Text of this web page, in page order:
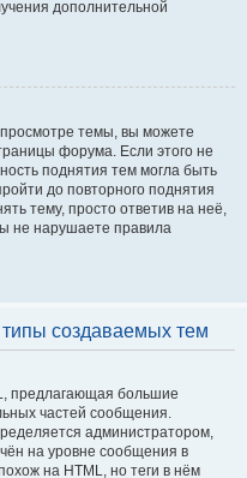
дополнительной
темы, вы можете
форума. Если этого не
поднятия тем могла быть
до повторного поднятия
тему, просто ответив на неё,
не нарушаете правила
создаваемых тем
предлагающая большие
частей сообщения.
администратором,
на уровне сообщения в
на HTML, но теги в нём